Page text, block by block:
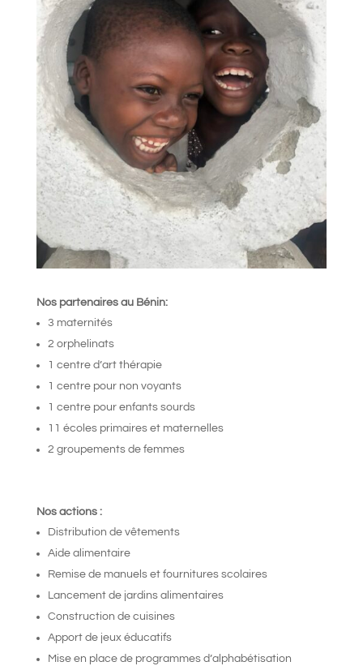
Nos partenaires au Bénin:
3 maternités
2 orphelinats
1 centre d’art thérapie
1 centre pour non voyants
1 centre pour enfants sourds
11 écoles primaires et maternelles
2 groupements de femmes
Nos actions :
Distribution de vêtements
Aide alimentaire
Remise de manuels et fournitures scolaires
Lancement de jardins alimentaires
Construction de cuisines
Apport de jeux éducatifs
Mise en place de programmes d’alphabétisation